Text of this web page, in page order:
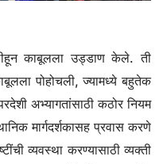
काबूलला उड्डाण केले. ती
पोहोचली, ज्यामध्ये बहुतेक
अभ्यागतांसाठी कठोर नियम
मार्गदर्शकासह प्रवास करणे
व्यवस्था करण्यासाठी व्यक्ती